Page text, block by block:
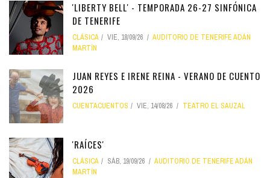
'LIBERTY BELL' - TEMPORADA 26-27 SINFÓNICA
DE TENERIFE
CLÁSICA VIE, 18/09/26
AUDITORIO DE TENERIFE ADÁN
MARTÍN
JUAN REYES E IRENE REINA - VERANO DE CUENTO
2026
CUENTACUENTOS VIE, 14/08/26 TEATRO EL SAUZAL
'RAÍCES'
CLÁSICA SÁB, 19/09/26
AUDITORIO DE TENERIFE ADÁN
MARTÍN